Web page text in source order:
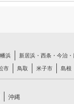
浜 新居浜・西条・今治
市 鳥取 米子市 島根
沖縄